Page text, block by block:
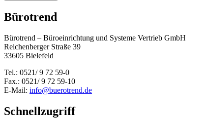
Bürotrend
Bürotrend – Büroeinrichtung und Systeme Vertrieb GmbH
Reichenberger Straße 39
33605 Bielefeld
Tel.: 0521/ 9 72 59-0
Fax.: 0521/ 9 72 59-10
E-Mail: info@buerotrend.de
Schnellzugriff